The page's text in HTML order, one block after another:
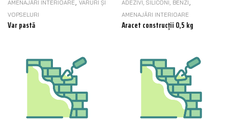
AMENAJĂRI INTERIOARE VARURI ȘI
VOPSELURI
Var pastă
ADEZIVI, SILICONI, BENZI
AMENAJĂRI INTERIOARE
Aracet construcții 0,5 kg